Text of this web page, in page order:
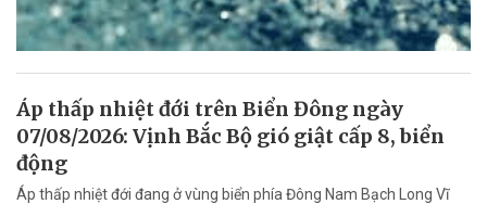
Áp thấp nhiệt đới trên Biển Đông ngày
07/08/2026: Vịnh Bắc Bộ gió giật cấp 8, biển
động
Áp thấp nhiệt đới đang ở vùng biển phía Đông Nam Bạch Long Vĩ